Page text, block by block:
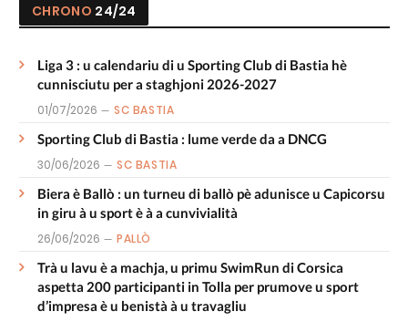
CHRONO 24/24
Liga 3 : u calendariu di u Sporting Club di Bastia hè
cunnisciutu per a staghjoni 2026-2027
01/07/2026 SC BASTIA
Sporting Club di Bastia : lume verde da a DNCG
30/06/2026 SC BASTIA
Biera è Ballò : un turneu di ballò pè adunisce u Capicorsu
in giru à u sport è à a cunvivialità
26/06/2026 PALLÒ
Trà u lavu è a machja, u primu SwimRun di Corsica
aspetta 200 participanti in Tolla per prumove u sport
d’impresa è u benistà à u travagliu